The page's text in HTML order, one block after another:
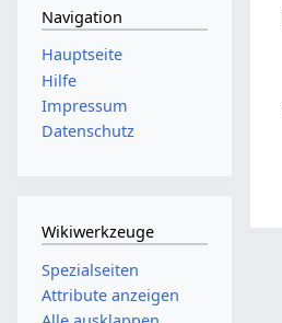
Navigation
Hauptseite
Hilfe
Impressum
Datenschutz
Wikiwerkzeuge
Spezialseiten
Attribute anzeigen